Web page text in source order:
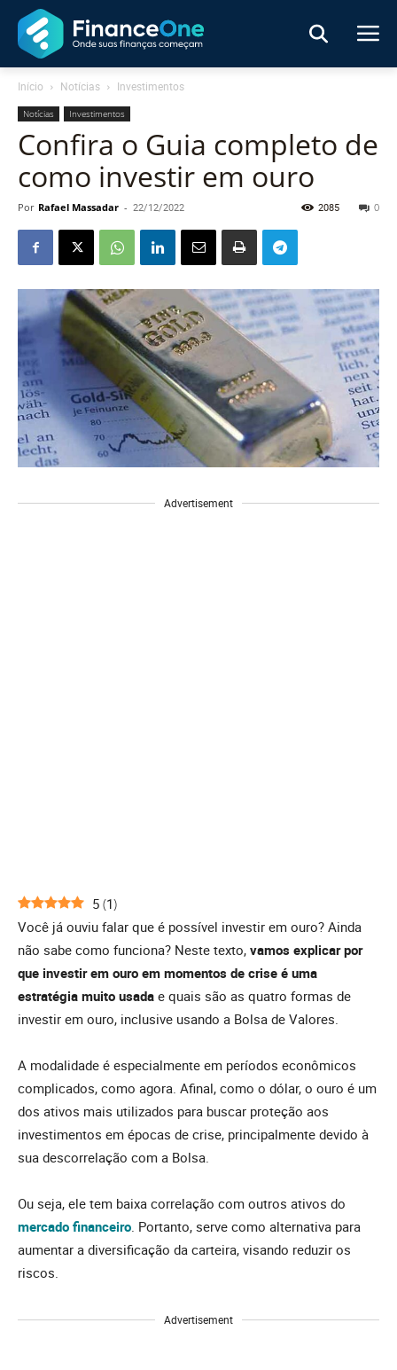
Início Notícias Investimentos
Notícias Investimentos
Confira o Guia completo de
como investir em ouro
Por Rafael Massadar - 22/12/2022 0
2085
Advertisement
5 (1)
Você já ouviu falar que é possível investir em ouro? Ainda
não sabe como funciona? Neste texto, vamos explicar por
que investir em ouro em momentos de crise é uma
estratégia muito usada e quais são as quatro formas de
investir em ouro, inclusive usando a Bolsa de Valores.
A modalidade é especialmente em períodos econômicos
complicados, como agora. Afinal, como o dólar, o ouro é um
dos ativos mais utilizados para buscar proteção aos
investimentos em épocas de crise, principalmente devido à
sua descorrelação com a Bolsa.
Ou seja, ele tem baixa correlação com outros ativos do
mercado financeiro. Portanto, serve como alternativa para
aumentar a diversificação da carteira, visando reduzir os
riscos.
Advertisement